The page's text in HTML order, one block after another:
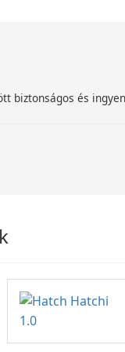
biztonságos és